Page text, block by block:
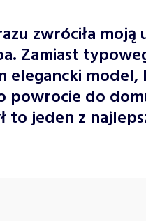
zwróciła moją
Zamiast
elegancki
powrocie do
to jeden z